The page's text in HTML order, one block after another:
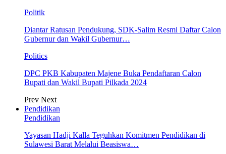
Politik
Diantar Ratusan Pendukung, SDK-Salim Resmi Daftar Calon
Gubernur dan Wakil Gubernur…
Politics
DPC PKB Kabupaten Majene Buka Pendaftaran Calon
Bupati dan Wakil Bupati Pilkada 2024
Prev Next
Pendidikan
Pendidikan
Yayasan Hadji Kalla Teguhkan Komitmen Pendidikan di
Sulawesi Barat Melalui Beasiswa…